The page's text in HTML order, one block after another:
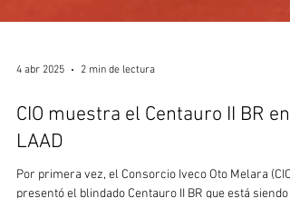
4 abr 2025
CIO muestra el Centauro II BR en